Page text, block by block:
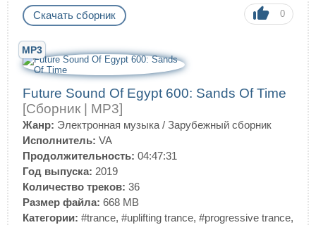
Скачать сборник 0
MP3
Future Sound Of Egypt 600: Sands Of Time
[Сборник | MP3]
Жанр: Электронная музыка / Зарубежный сборник
Исполнитель: VA
Продолжительность: 04:47:31
Год выпуска: 2019
Количество треков: 36
Размер файла: 668 MB
Категории: #trance, #uplifting trance, #progressive trance,